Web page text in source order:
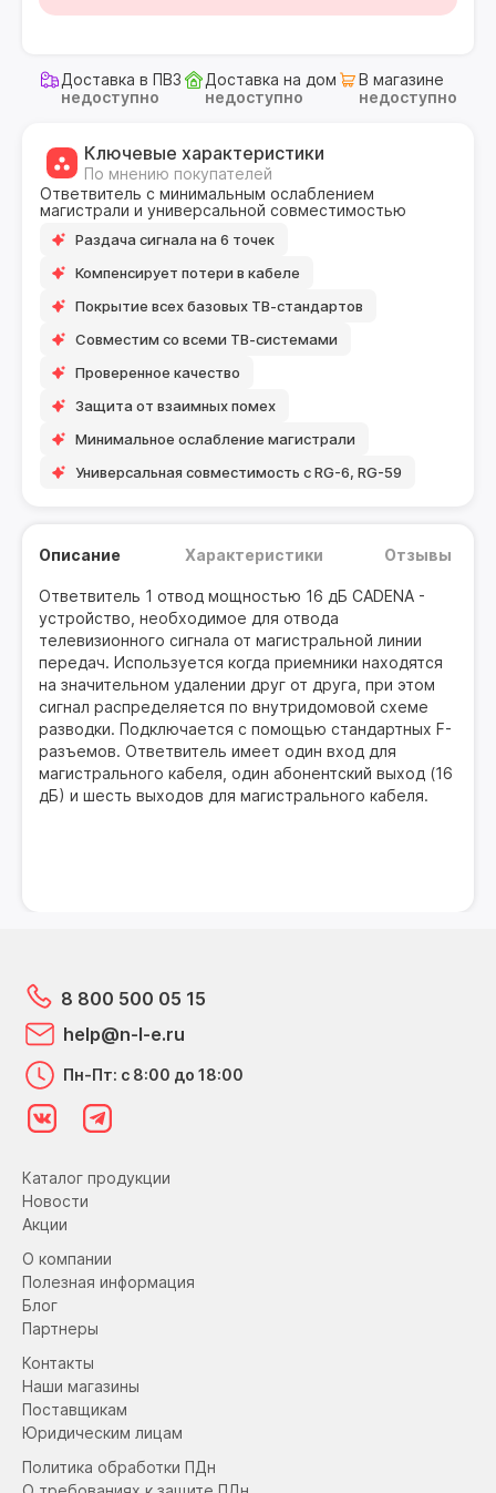
Доставка в ПВЗ
недоступно
Доставка на дом
недоступно
В магазине
недоступно
Ключевые характеристики
По мнению покупателей
Ответвитель с минимальным ослаблением
магистрали и универсальной совместимостью
Раздача сигнала на 6 точек
Компенсирует потери в кабеле
Покрытие всех базовых ТВ-стандартов
Совместим со всеми ТВ-системами
Проверенное качество
Защита от взаимных помех
Минимальное ослабление магистрали
Универсальная совместимость с RG-6, RG-59
Описание
Ответвитель 1 отвод мощностью 16 дБ CADENA -
устройство, необходимое для отвода
телевизионного сигнала от магистральной линии
передач. Используется когда приемники находятся
на значительном удалении друг от друга, при этом
сигнал распределяется по внутридомовой схеме
разводки. Подключается с помощью стандартных F-
разъемов. Ответвитель имеет один вход для
магистрального кабеля, один абонентский выход (16
дБ) и шесть выходов для магистрального кабеля.
Характеристики Отзывы
Каталог продукции
Новости
Акции
О компании
Полезная информация
Блог
Партнеры
Контакты
Наши магазины
Поставщикам
Юридическим лицам
Политика обработки ПДн
8 800 500 05 15
help@n-l-e.ru
Пн-Пт: с 8:00 до 18:00